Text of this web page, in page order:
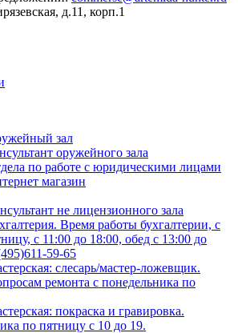
д.11, корп.1
зал
оружейного зала
по работе с юридическими лицами
магазин
не лицензионного зала
Время работы бухгалтерии, с
с 11:00 до 18:00, обед с 13:00 до
59-65
слесарь/мастер-ложевщик.
ремонта с понедельника по
покраска и гравировка.
по пятницу с 10 до 19.